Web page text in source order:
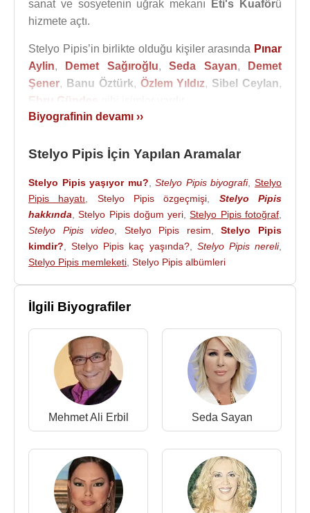
sanat ve sosyetenin uğrak mekanı Eti's Kuaförü
hizmete açtı.
Stelyo Pipis’in birlikte olduğu kişiler arasında Pınar
Aylin, Demet Sağıroğlu,Seda Sayan, Demet
Şener, Banu Öztürk, Özlem Yıldız, Sibel Ceylan,
Ebru Gündeş
kısa bir birliktelik yaşadı.
ilişkisi
1994 yılında başladı.
Pınar Aylin'den sonra hayatına giren Sağıroğlu ile 4
yıl birlikte olan Stelyo, yaşadığı büyük aşkı hiçbir
zaman saklamadı.Seda Sayan ile bir yıl süren bir
birliktelik yaşadılar.Demet Şenerile aralarında bir
elektriklenme oldu. Sadece bir hafta sürdü.
Sonunda Demet bu beraberliğin kendisi için bir
hata olduğunu itiraf etti.Ebru Gündeşile1993
yılında başlayan dostluk ve arkadaşlık sıkı bir
Banu Öztürk'le beraber oldu.
Mehmet Ali Erbil
ve Stelyo Pipis Beyoğlu’nda 26
Temmuz2013tarihinde açılan eğlence mekânı
Chanta’nın sahibidir.
Kaynak:Biyografiler.com
Biyografinin devamı ››
Stelyo Pipis İçin Yapılan Aramalar
Stelyo Pipis yaşıyor mu? ,Stelyo Pipis biyografi,Stelyo
Pipis hayatı
Stelyo Pipis özgeçmişi
Stelyo Pipis
hakkında ,Stelyo Pipis doğum yeri ,Stelyo Pipis fotoğraf
Stelyo Pipis video
Stelyo Pipis resim ,Stelyo Pipis
kimdir? ,Stelyo Pipis kaç yaşında?, Stelyo Pipis nereli,
Stelyo Pipis memleketi Stelyo Pipis albümleri
İlgili Biyografiler
Mehmet Ali Erbil Seda Sayan